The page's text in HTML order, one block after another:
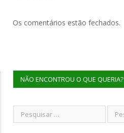
Os comentários estão fechados.
NÃO ENCONTROU O QUE QUERIA?